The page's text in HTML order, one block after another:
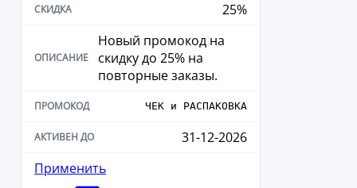
25%
Новый промокод на
скидку до 25% на
повторные заказы.
ЧЕК и РАСПАКОВКА
31-12-2026
Применить